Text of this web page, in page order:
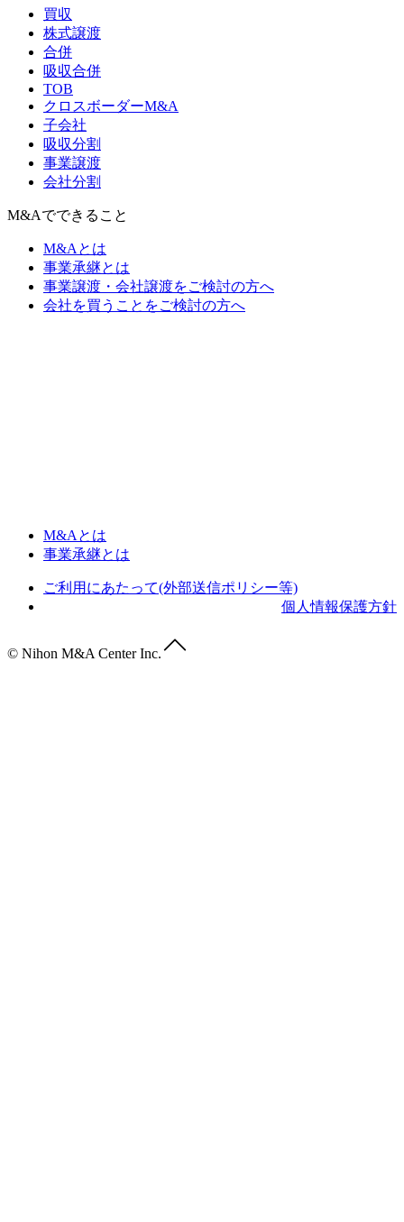
買収
株式譲渡
合併
吸収合併
TOB
クロスボーダーM&A
子会社
吸収分割
事業譲渡
会社分割
M&Aでできること
M&Aとは
事業承継とは
事業譲渡・会社譲渡をご検討の方へ
会社を買うことをご検討の方へ
M&Aとは
事業承継とは
ご利用にあたって(外部送信ポリシー等)
個人情報保護方針
© Nihon M&A Center Inc.